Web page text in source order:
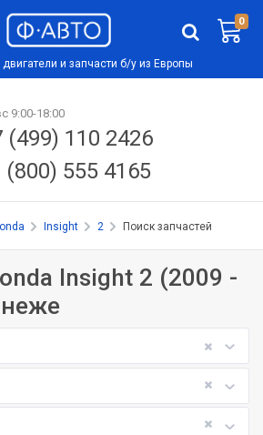
0
двигатели и запчасти б/у из Европы
9:00-18:00
(499) 110 2426
(800) 555 4165
Insight 2 Поиск запчастей
Insight 2 (2009 -